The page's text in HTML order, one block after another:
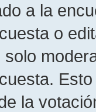
a la
o
la